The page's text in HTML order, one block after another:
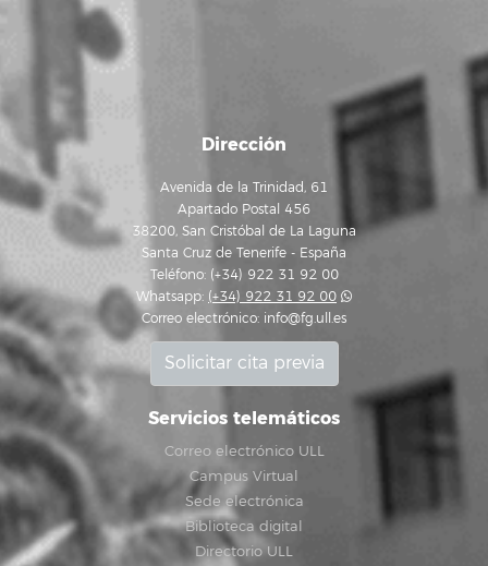
Dirección
Avenida de la Trinidad, 61
Apartado Postal 456
38200, San Cristóbal de La Laguna
Santa Cruz de Tenerife - España
Teléfono: (+34) 922 31 92 00
Whatsapp: (+34) 922 31 92 00
Correo electrónico: info@fg.ull.es
Solicitar cita previa
Servicios telemáticos
Correo electrónico ULL
Campus Virtual
Sede electrónica
Biblioteca digital
Directorio ULL